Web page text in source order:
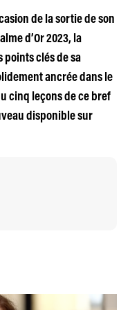
de la sortie de son
d’Or 2023, la
points clés de sa
ancrée dans le
cinq leçons de ce bref
disponible sur